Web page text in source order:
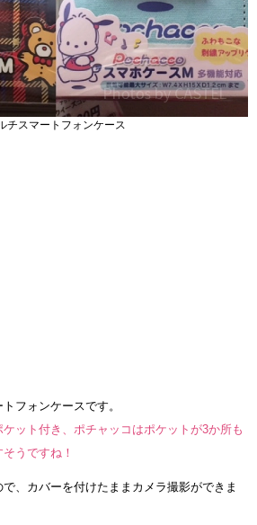
チスマートフォンケース
フォンケースです。
ット付き、ポチャッコはポケットが3か所も
うですね！
、カバーを付けたままカメラ撮影ができま